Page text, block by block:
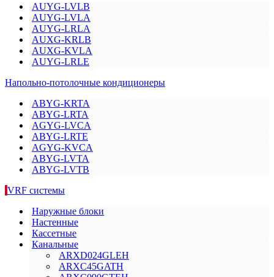
AUYG-LVLB
AUYG-LVLA
AUYG-LRLA
AUXG-KRLB
AUXG-KVLA
AUYG-LRLE
Напольно-потолочные кондиционеры
ABYG-KRTA
ABYG-LRTA
AGYG-LVCA
ABYG-LRTE
AGYG-KVCA
ABYG-LVTA
ABYG-LVTB
VRF системы
Наружные блоки
Настенные
Кассетные
Канальные
ARXD024GLEH
ARXC45GATH